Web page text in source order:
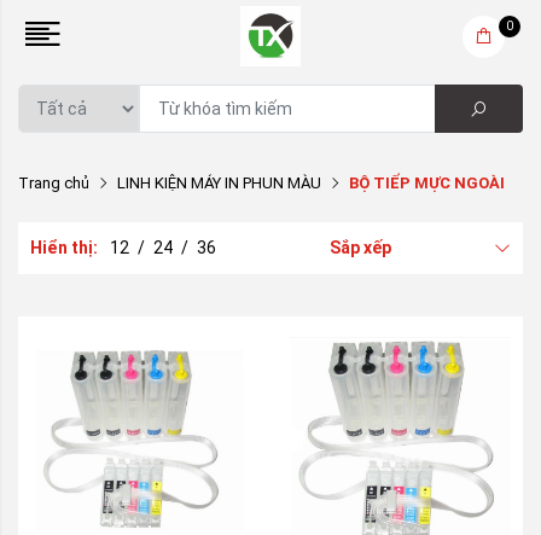
0
Trang chủ LINH KIỆN MÁY IN PHUN MÀU BỘ TIẾP MỰC NGOÀI
Hiển thị: 12 / 24 / 36 Sắp xếp